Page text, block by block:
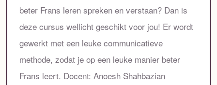
beter Frans leren spreken en verstaan? Dan is
deze cursus wellicht geschikt voor jou! Er wordt
gewerkt met een leuke communicatieve
methode, zodat je op een leuke manier beter
Frans leert. Docent: Anoesh Shahbazian